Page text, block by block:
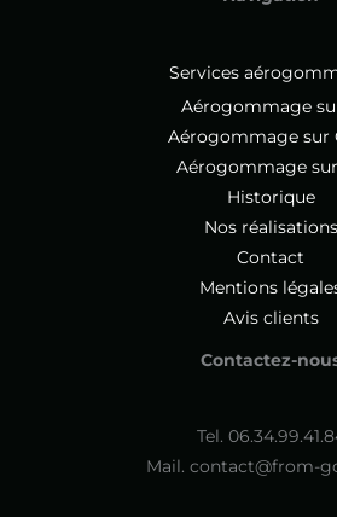
Services
Aérogommage
Aérogommage sur
Aérogommage
Historique
Nos réalisations
Contact
Mentions
Avis clients
Contactez-
Tel.
Mail. contact@from-